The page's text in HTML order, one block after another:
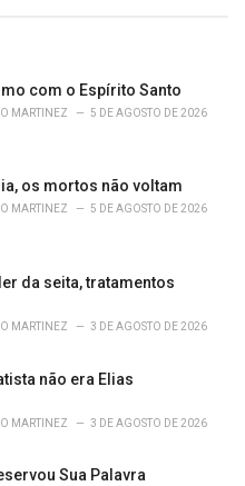
com o Espírito Santo
MARTINEZ 5 DE AGOSTO DE 2026
os mortos não voltam
MARTINEZ 5 DE AGOSTO DE 2026
da seita, tratamentos
MARTINEZ 3 DE AGOSTO DE 2026
não era Elias
MARTINEZ 3 DE AGOSTO DE 2026
Sua Palavra